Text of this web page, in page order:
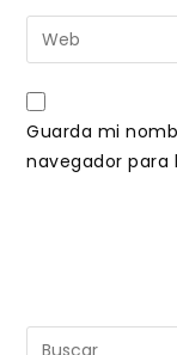
de
usuario
para
comentar
dirección
de
electrónico
para
comentar
Introduce
la
URL
de
Guarda mi
navegador para